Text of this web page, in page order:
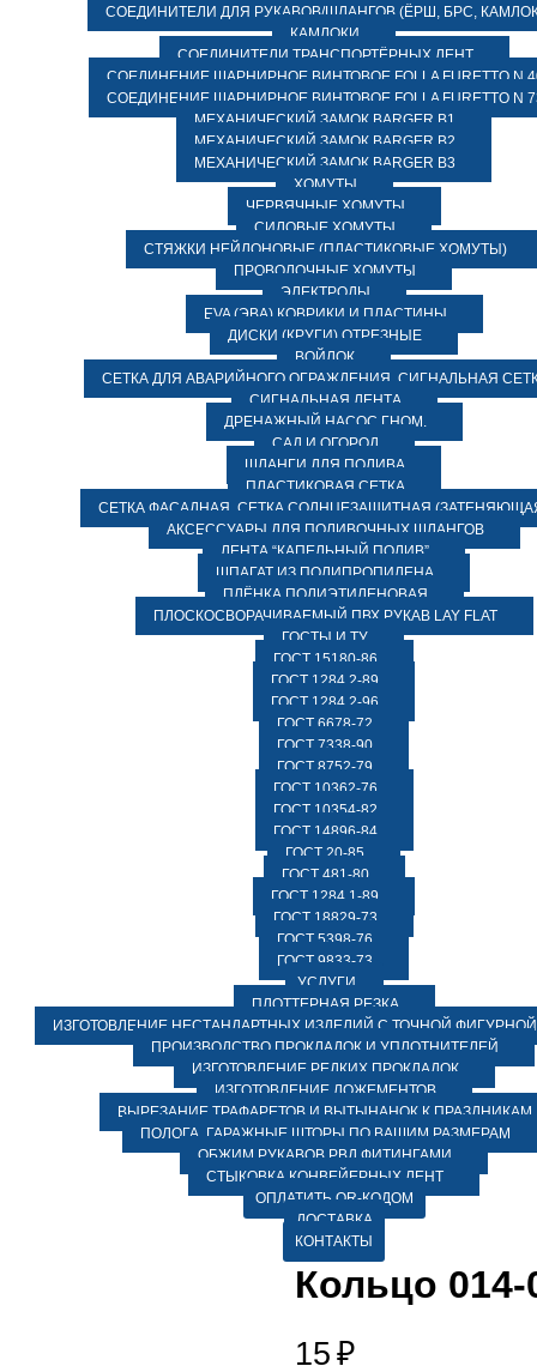
СОЕДИНИТЕЛИ ДЛЯ РУКАВОВ/ШЛАНГОВ (ЁРШ, БРС,
КАМЛОКИ
СОЕДИНИТЕЛИ ТРАНСПОРТЁРНЫХ ЛЕНТ
СОЕДИНЕНИЕ ШАРНИРНОЕ ВИНТОВОЕ FOLLA FURETTO N
СОЕДИНЕНИЕ ШАРНИРНОЕ ВИНТОВОЕ FOLLA FURETTO N
МЕХАНИЧЕСКИЙ ЗАМОК BARGER B1
МЕХАНИЧЕСКИЙ ЗАМОК BARGER B2
МЕХАНИЧЕСКИЙ ЗАМОК BARGER B3
ХОМУТЫ
ЧЕРВЯЧНЫЕ ХОМУТЫ
СИЛОВЫЕ ХОМУТЫ
СТЯЖКИ НЕЙЛОНОВЫЕ (ПЛАСТИКОВЫЕ ХОМУТЫ)
ПРОВОЛОЧНЫЕ ХОМУТЫ
ЭЛЕКТРОДЫ
EVA (ЭВА) КОВРИКИ И ПЛАСТИНЫ
ДИСКИ (КРУГИ) ОТРЕЗНЫЕ
ВОЙЛОК
СЕТКА ДЛЯ АВАРИЙНОГО ОГРАЖДЕНИЯ, СИГНАЛЬНАЯ
СИГНАЛЬНАЯ ЛЕНТА
ДРЕНАЖНЫЙ НАСОС ГНОМ.
САД И ОГОРОД
ШЛАНГИ ДЛЯ ПОЛИВА
ПЛАСТИКОВАЯ СЕТКА
СЕТКА ФАСАДНАЯ. СЕТКА СОЛНЦЕЗАЩИТНАЯ
АКСЕССУАРЫ ДЛЯ ПОЛИВОЧНЫХ ШЛАНГОВ
ЛЕНТА “КАПЕЛЬНЫЙ ПОЛИВ”
ШПАГАТ ИЗ ПОЛИПРОПИЛЕНА
ПЛЁНКА ПОЛИЭТИЛЕНОВАЯ
ПЛОСКОСВОРАЧИВАЕМЫЙ ПВХ РУКАВ LAY FLAT
ГОСТЫ И ТУ
ГОСТ 15180-86
ГОСТ 1284.2-89
ГОСТ 1284.2-96
ГОСТ 6678-72
ГОСТ 7338-90
ГОСТ 8752-79
ГОСТ 10362-76
ГОСТ 10354-82
ГОСТ 14896-84
ГОСТ 20-85
ГОСТ 481-80
ГОСТ 1284.1-89
ГОСТ 18829-73
ГОСТ 5398-76
ГОСТ 9833-73
УСЛУГИ
ПЛОТТЕРНАЯ РЕЗКА
ИЗГОТОВЛЕНИЕ НЕСТАНДАРТНЫХ ИЗДЕЛИЙ С ТОЧНОЙ ФИГУРНОЙ
ПРОИЗВОДСТВО ПРОКЛАДОК И УПЛОТНИТЕЛЕЙ
ИЗГОТОВЛЕНИЕ РЕДКИХ ПРОКЛАДОК
ИЗГОТОВЛЕНИЕ ЛОЖЕМЕНТОВ
ВЫРЕЗАНИЕ ТРАФАРЕТОВ И ВЫТЫНАНОК К ПРАЗДНИКАМ
ПОЛОГА, ГАРАЖНЫЕ ШТОРЫ ПО ВАШИМ РАЗМЕРАМ
ОБЖИМ РУКАВОВ РВД ФИТИНГАМИ
СТЫКОВКА КОНВЕЙЕРНЫХ ЛЕНТ
ОПЛАТИТЬ QR-КОДОМ
ДОСТАВКА
КОНТАКТЫ
Кольцо 014-
15 ₽